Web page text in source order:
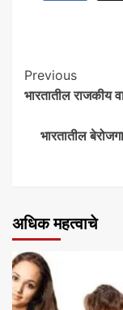
Continue
Reading
Previous
भारतातील राजकीय
भारतातील
अधिक महत्वाचे